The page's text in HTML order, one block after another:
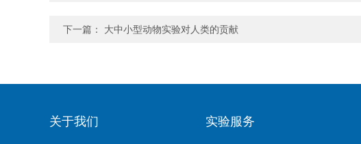
下一篇： 大中小型动物实验对人类的贡献
关于我们 实验服务